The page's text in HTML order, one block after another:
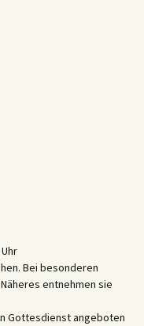
Bei besonderen
entnehmen sie
Gottesdienst angeboten